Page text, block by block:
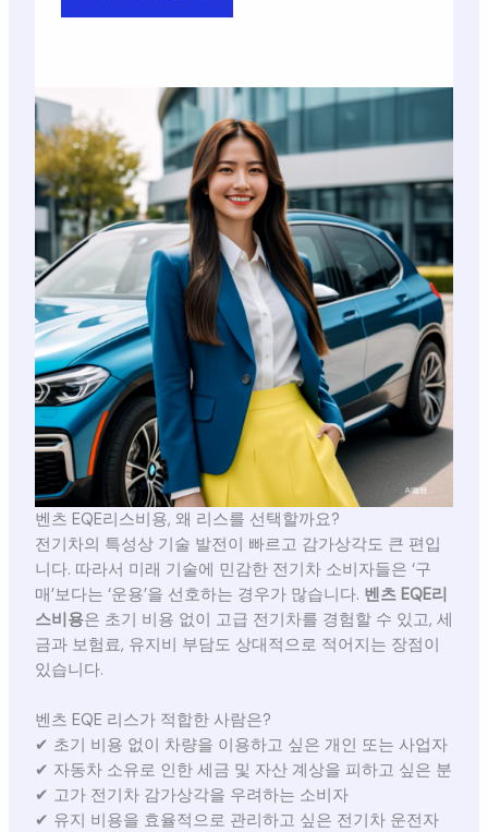
벤츠 EQE리스비용, 왜 리스를 선택할까요?
전기차의 특성상 기술 발전이 빠르고 감가상각도 큰 편입
니다. 따라서 미래 기술에 민감한 전기차 소비자들은 ‘구
매’보다는 ‘운용’을 선호하는 경우가 많습니다. 벤츠 EQE리
스비용은 초기 비용 없이 고급 전기차를 경험할 수 있고, 세
금과 보험료, 유지비 부담도 상대적으로 적어지는 장점이
있습니다.
벤츠 EQE 리스가 적합한 사람은?
✔ 초기 비용 없이 차량을 이용하고 싶은 개인 또는 사업자
✔ 자동차 소유로 인한 세금 및 자산 계상을 피하고 싶은 분
✔ 고가 전기차 감가상각을 우려하는 소비자
✔ 유지 비용을 효율적으로 관리하고 싶은 전기차 운전자